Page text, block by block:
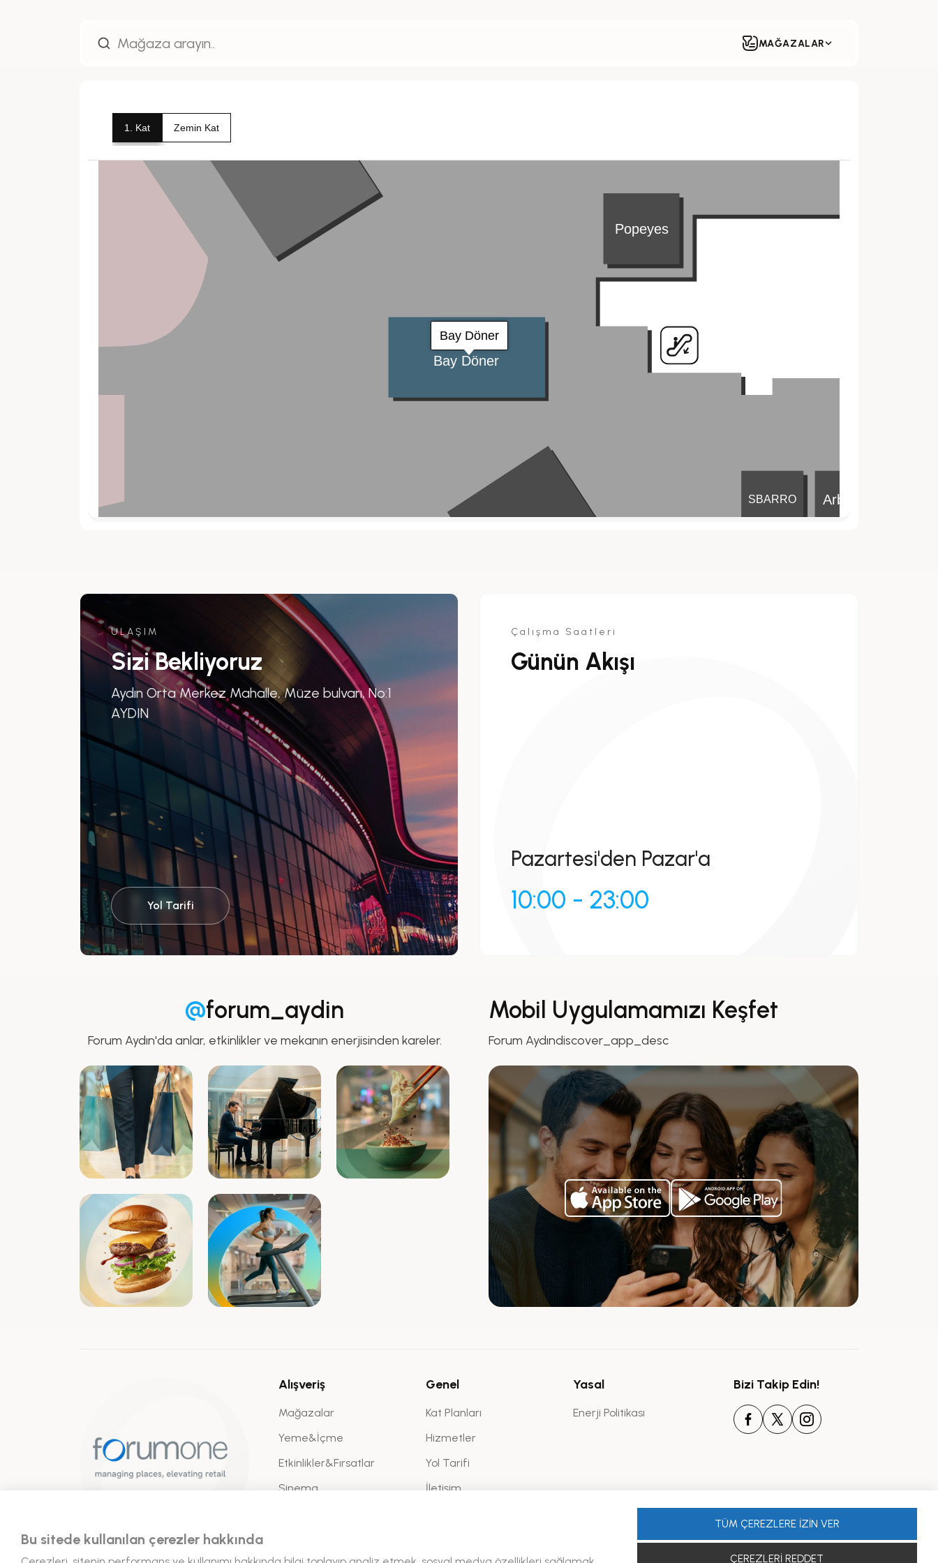
MAĞAZALAR
ULAŞIM
Sizi Bekliyoruz
Aydın Orta Merkez Mahalle, Müze bulvarı, No:1
AYDIN
Yol Tarifi
Çalışma Saatleri
Günün Akışı
Pazartesi'den Pazar'a
10:00 - 23:00
@forum_aydin
Forum Aydın'da anlar, etkinlikler ve mekanın enerjisinden kareler.
Mobil Uygulamamızı Keşfet
Forum Aydındiscover_app_desc
Bu sitede kullanılan çerezler hakkında
TÜM ÇEREZLERE İZİN VER
ÇEREZLERİ REDDET
Alışveriş
Mağazalar
Yeme&İçme
Etkinlikler&Fırsatlar
Sinema
Genel
Kat Planları
Hizmetler
Yol Tarifi
İletişim
Yasal
Enerji Politikası
Bizi Takip Edin!